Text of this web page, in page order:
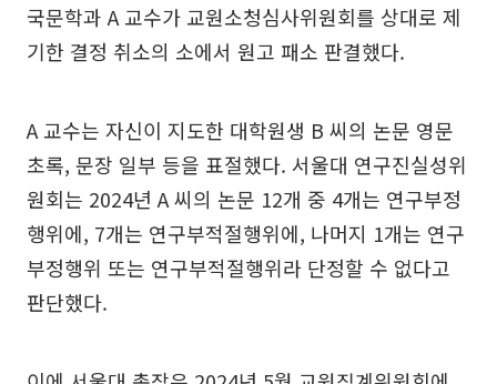
국문학과 A 교수가 교원소청심사위원회를 상대로 제
기한 결정 취소의 소에서 원고 패소 판결했다.
A 교수는 자신이 지도한 대학원생 B 씨의 논문 영문
초록, 문장 일부 등을 표절했다. 서울대 연구진실성위
원회는 2024년 A 씨의 논문 12개 중 4개는 연구부정
행위에, 7개는 연구부적절행위에, 나머지 1개는 연구
부정행위 또는 연구부적절행위라 단정할 수 없다고
판단했다.